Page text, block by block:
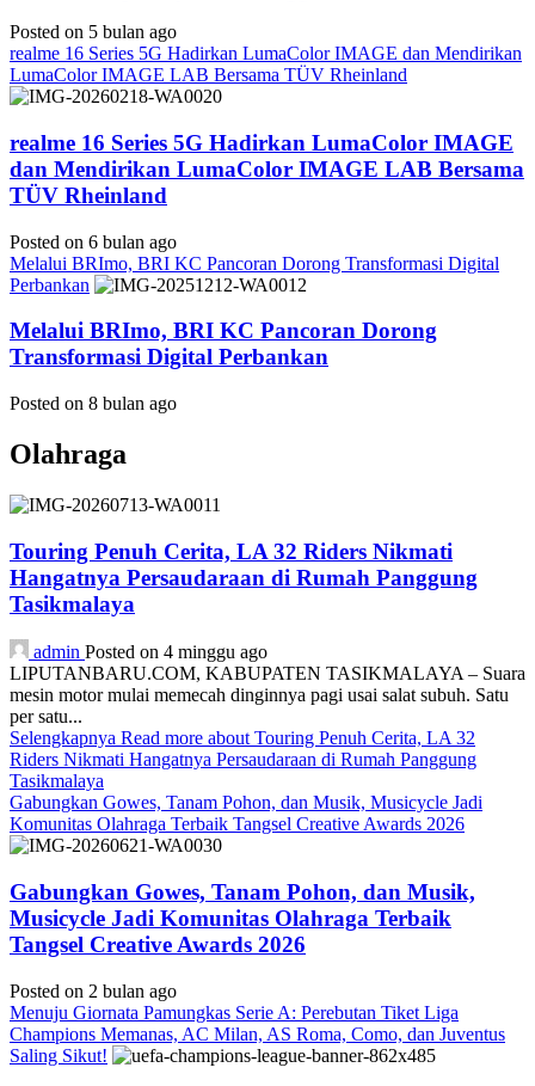
Posted on 5 bulan ago
realme 16 Series 5G Hadirkan LumaColor IMAGE dan Mendirikan
LumaColor IMAGE LAB Bersama TÜV Rheinland
realme 16 Series 5G Hadirkan LumaColor IMAGE
dan Mendirikan LumaColor IMAGE LAB Bersama
TÜV Rheinland
Posted on 6 bulan ago
Melalui BRImo, BRI KC Pancoran Dorong Transformasi Digital
Perbankan
Melalui BRImo, BRI KC Pancoran Dorong
Transformasi Digital Perbankan
Posted on 8 bulan ago
Olahraga
Touring Penuh Cerita, LA 32 Riders Nikmati
Hangatnya Persaudaraan di Rumah Panggung
Tasikmalaya
admin Posted on 4 minggu ago
LIPUTANBARU.COM, KABUPATEN TASIKMALAYA – Suara
mesin motor mulai memecah dinginnya pagi usai salat subuh. Satu
per satu...
Selengkapnya Read more about Touring Penuh Cerita, LA 32
Riders Nikmati Hangatnya Persaudaraan di Rumah Panggung
Tasikmalaya
Gabungkan Gowes, Tanam Pohon, dan Musik, Musicycle Jadi
Komunitas Olahraga Terbaik Tangsel Creative Awards 2026
Gabungkan Gowes, Tanam Pohon, dan Musik,
Musicycle Jadi Komunitas Olahraga Terbaik
Tangsel Creative Awards 2026
Posted on 2 bulan ago
Menuju Giornata Pamungkas Serie A: Perebutan Tiket Liga
Champions Memanas, AC Milan, AS Roma, Como, dan Juventus
Saling Sikut!